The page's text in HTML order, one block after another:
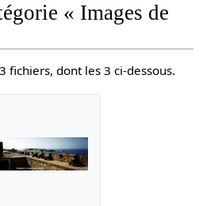
« Images de
fichiers, dont les 3 ci-dessous.